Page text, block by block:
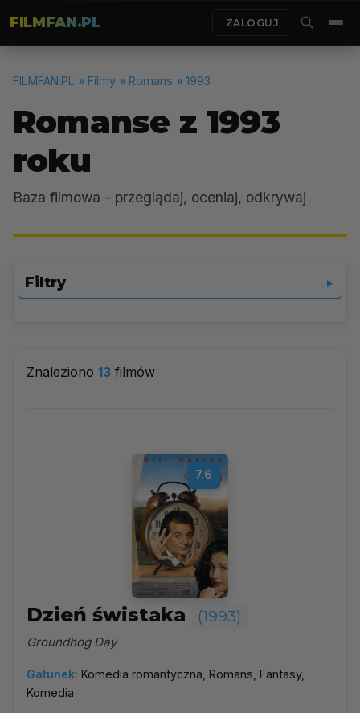
FILMFAN.PL ZALOGUJ
FILMFAN.PL » Filmy » Romans » 1993
Romanse z 1993
roku
Baza filmowa - przeglądaj, oceniaj, odkrywaj
Filtry ▼
Znaleziono 13 filmów
7.6
Dzień świstaka (1993)
Groundhog Day
Gatunek: Komedia romantyczna, Romans, Fantasy,
Komedia